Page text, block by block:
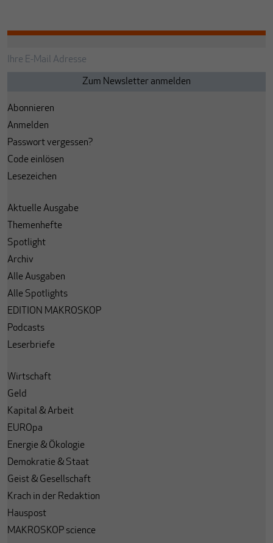
Abonnieren
Anmelden
Passwort vergessen?
Code einlösen
Lesezeichen
Aktuelle Ausgabe
Themenhefte
Spotlight
Archiv
Alle Ausgaben
Alle Spotlights
EDITION MAKROSKOP
Podcasts
Leserbriefe
Wirtschaft
Geld
Kapital & Arbeit
EUROpa
Energie & Ökologie
Demokratie & Staat
Geist & Gesellschaft
Krach in der Redaktion
Hauspost
MAKROSKOP science